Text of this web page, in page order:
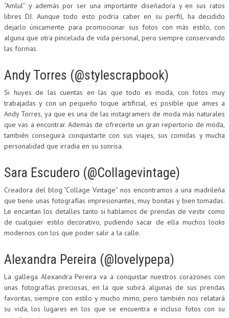
“Amlul” y además por ser una importante diseñadora y en sus ratos
libres DJ. Aunque todo esto podría caber en su perfil, ha decidido
dejarlo únicamente para promocionar sus fotos con más estilo, con
alguna que otra pincelada de vida personal, pero siempre conservando
las formas.
Andy Torres (@stylescrapbook)
Si huyes de las cuentas en las que todo es moda, con fotos muy
trabajadas y con un pequeño toque artificial, es posible que ames a
Andy Torres, ya que es una de las instagramers de moda más naturales
que vas a encontrar. Además de ofrecerte un gran repertorio de moda,
también conseguirá conquistarte con sus viajes, sus comidas y mucha
personalidad que irradia en su sonrisa.
Sara Escudero (@Collagevintage)
Creadora del blog “Collage Vintage” nos encontramos a una madrileña
que tiene unas fotografías impresionantes, muy bonitas y bien tomadas.
Le encantan los detalles tanto si hablamos de prendas de vestir como
de cualquier estilo decorativo, pudiendo sacar de ella muchos looks
modernos con los que poder salir a la calle.
Alexandra Pereira (@lovelypepa)
La gallega Alexandra Pereira va a conquistar nuestros corazones con
unas fotografías preciosas, en la que subirá algunas de sus prendas
favoritas, siempre con estilo y mucho mimo, pero también nos relatará
su vida, los lugares en los que se encuentra e incluso fotos con su